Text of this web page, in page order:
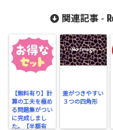
関連記事 -
【無料有り】計
算の工夫を極め
る問題集がつい
に完成しまし
た。【半額有
差がつきやすい
３つの四角形